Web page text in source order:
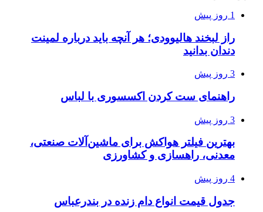
1 روز پیش
راز لبخند هالیوودی؛ هر آنچه باید درباره لمینت
دندان بدانید
3 روز پیش
راهنمای ست کردن اکسسوری با لباس
3 روز پیش
بهترین فیلتر هواکش برای ماشین‌آلات صنعتی،
معدنی، راهسازی و کشاورزی
4 روز پیش
جدول قیمت انواع دام زنده در بندرعباس